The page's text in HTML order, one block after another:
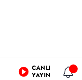
CANLI
YAYIN